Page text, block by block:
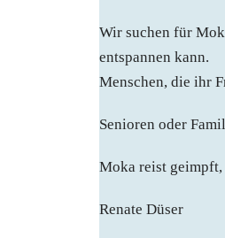
Wir suchen für
entspannen kann.
Menschen, die ihr
Senioren oder
Moka reist geimpft,
Renate Düser